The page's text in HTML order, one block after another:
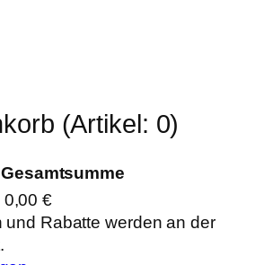
(Artikel: 0)
Gesamtsumme
0,00 €
und Rabatte werden an der